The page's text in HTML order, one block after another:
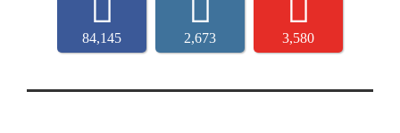
84,145 2,673 3,580